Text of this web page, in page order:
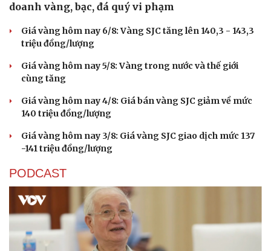
doanh vàng, bạc, đá quý vi phạm
Giá vàng hôm nay 6/8: Vàng SJC tăng lên 140,3 - 143,3
triệu đồng/lượng
Giá vàng hôm nay 5/8: Vàng trong nước và thế giới
cùng tăng
Giá vàng hôm nay 4/8: Giá bán vàng SJC giảm về mức
140 triệu đồng/lượng
Giá vàng hôm nay 3/8: Giá vàng SJC giao dịch mức 137
-141 triệu đồng/lượng
PODCAST